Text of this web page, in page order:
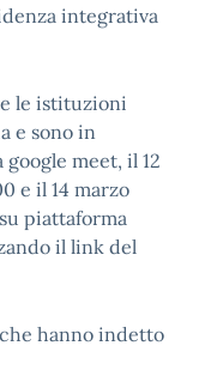
integrativa
le istituzioni
e sono in
meet, il 12
e il 14 marzo
piattaforma
il link del
hanno indetto